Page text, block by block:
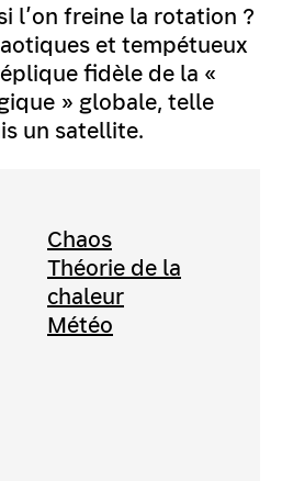
l’on freine la rotation ?
et tempétueux
fidèle de la «
» globale, telle
un satellite.
Chaos
Théorie de la
chaleur
Météo